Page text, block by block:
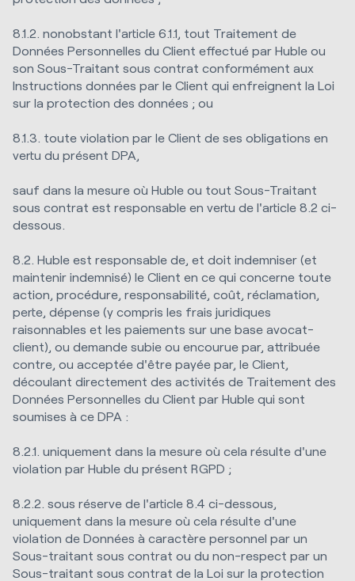
8.1.2. nonobstant l'article 6.1.1, tout Traitement de
Données Personnelles du Client effectué par Huble ou
son Sous-Traitant sous contrat conformément aux
Instructions données par le Client qui enfreignent la Loi
sur la protection des données ; ou
8.1.3. toute violation par le Client de ses obligations en
vertu du présent DPA,
sauf dans la mesure où Huble ou tout Sous-Traitant
sous contrat est responsable en vertu de l'article 8.2 ci-
dessous.
8.2. Huble est responsable de, et doit indemniser (et
maintenir indemnisé) le Client en ce qui concerne toute
action, procédure, responsabilité, coût, réclamation,
perte, dépense (y compris les frais juridiques
raisonnables et les paiements sur une base avocat-
client), ou demande subie ou encourue par, attribuée
contre, ou acceptée d'être payée par, le Client,
découlant directement des activités de Traitement des
Données Personnelles du Client par Huble qui sont
soumises à ce DPA :
8.2.1. uniquement dans la mesure où cela résulte d'une
violation par Huble du présent RGPD ;
8.2.2. sous réserve de l'article 8.4 ci-dessous,
uniquement dans la mesure où cela résulte d'une
violation de Données à caractère personnel par un
Sous-traitant sous contrat ou du non-respect par un
Sous-traitant sous contrat de la Loi sur la protection